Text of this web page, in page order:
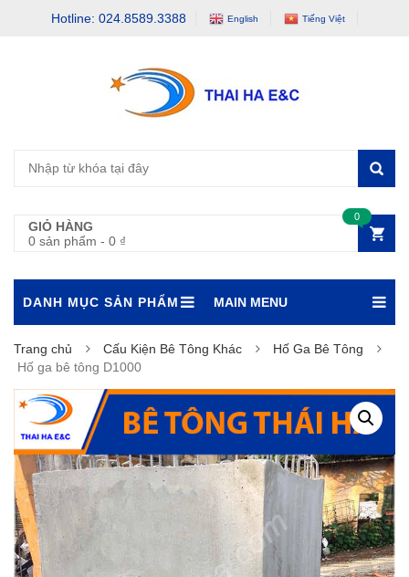
Hotline: 024.8589.3388 English Tiếng Việt
GIỎ HÀNG
0 sản phẩm - 0 ₫
0
DANH MỤC SẢN PHẨM MAIN MENU
Trang chủ Cấu Kiện Bê Tông Khác
Hố Ga Bê Tông
Hố ga bê tông D1000